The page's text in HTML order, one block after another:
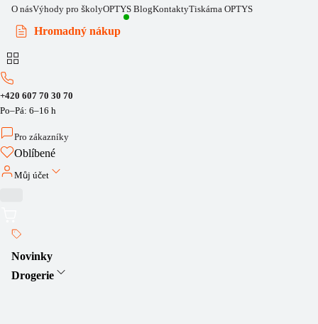
O násVýhody pro školyOPTYS BlogKontaktyTiskárna OPTYS
Hromadný nákup
+420 607 70 30 70
Po–Pá: 6–16 h
Pro zákazníky
Oblíbené
Můj účet
Novinky
Drogerie